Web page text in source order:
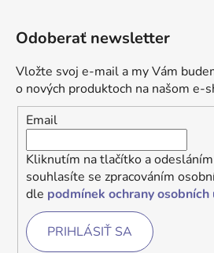
Odoberať newsletter
Vložte svoj e-mail a my Vám
o nových produktoch na našom e-
Email
Kliknutím na tlačítko a
souhlasíte se zpracováním
dle podmínek ochrany osobních
PRIHLÁSIŤ SA